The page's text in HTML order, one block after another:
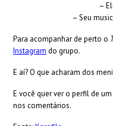
–
– Seu
Para acompanhar de perto o
Instagram do grupo.
E aí? O que acharam dos
E você quer ver o perfil de
nos comentários.